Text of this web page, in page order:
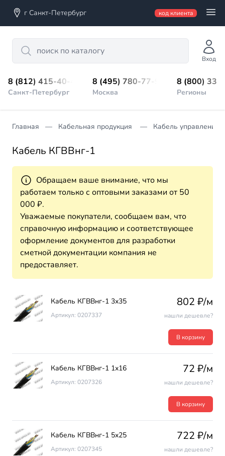
г Санкт-Петербург код клиента
Search
Вход
8 (812) 415-40-45
Санкт-Петербург
8 (495) 780-77-98
Москва
8 (800)
Регионы
Главная Кабельная продукция Кабель управления
Кабель КГВВнг-1
Обращаем ваше внимание, что мы
работаем только с оптовыми заказами от 50
000 ₽.
Уважаемые покупатели, сообщаем вам, что
справочную информацию и соответствующее
оформление документов для разработки
сметной документации компания не
предоставляет.
Кабель КГВВнг-1 3х35
Артикул: 0207337
802 ₽/м
нашли дешевле?
В корзину
Кабель КГВВнг-1 1х16
Артикул: 0207326
72 ₽/м
нашли дешевле?
В корзину
Кабель КГВВнг-1 5х25
Артикул: 0207345
722 ₽/м
нашли дешевле?